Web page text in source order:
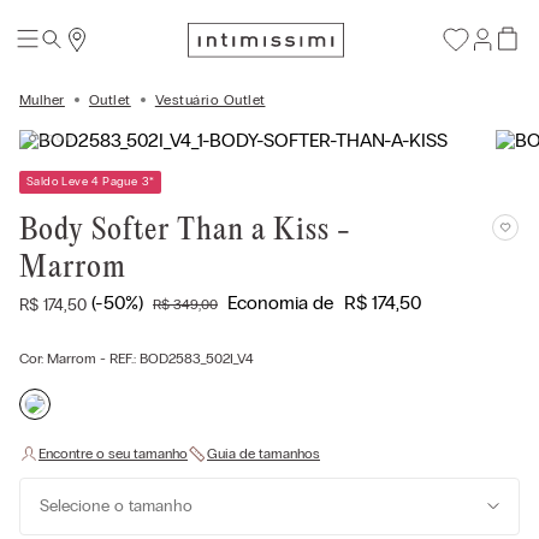
Mulher Outlet Vestuário Outlet
Saldo Leve 4 Pague 3*
Body Softer Than a Kiss -
Marrom
R$ 174,50 (-50%) R$ 349,00 Economia de R$ 174,50
Cor: Marrom - REF.: BOD2583_502I_V4
Selecione o tamanho